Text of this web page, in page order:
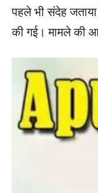
पहले भी संदेह जताया
की गई। मामले की